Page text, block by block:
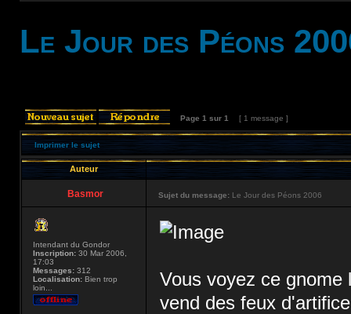
Le Jour des Péons
Page 1 sur 1 [ 1 message ]
Imprimer le sujet
Auteur
Basmor Sujet du message: Le Jour des Péons 2006
Intendant du Gondor
Inscription: 30 Mar 2006,
17:03
Messages: 312
Localisation: Bien trop
loin...
Vous voyez ce gnome
vend des feux